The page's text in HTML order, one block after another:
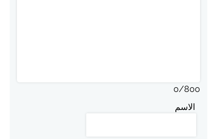
0/800
الاسم